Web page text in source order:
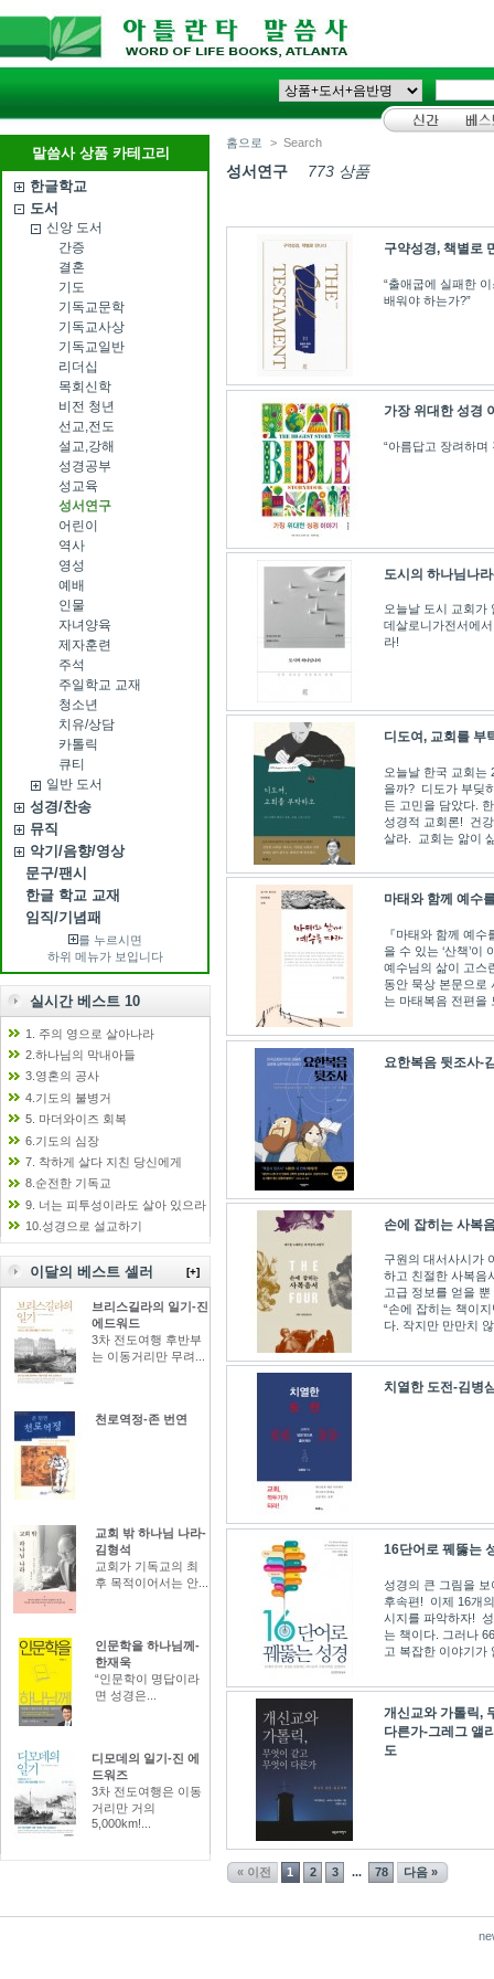
말씀사 상품 카테고리
한글학교
도서
신앙 도서
간증
결혼
기도
기독교문학
기독교사상
기독교일반
리더십
목회신학
비전 청년
선교,전도
설교,강해
성경공부
성교육
성서연구
어린이
역사
영성
예배
인물
자녀양육
제자훈련
주석
주일학교 교재
청소년
치유/상담
카톨릭
큐티
일반 도서
성경/찬송
뮤직
악기/음향/영상
문구/팬시
한글 학교 교재
임직/기념패
를 누르시면
하위 메뉴가 보입니다
실시간 베스트 10
1. 주의 영으로 살아나라
2.하나님의 막내아들
3.영혼의 공사
4.기도의 불병거
5. 마더와이즈 회복
6.기도의 심장
7. 착하게 살다 지친 당신에게
8.순전한 기독교
9. 너는 피투성이라도 살아 있으라
10.성경으로 설교하기
이달의 베스트 셀러 [+]
브리스길라의 일기-진
에드워드
3차 전도여행 후반부
는 이동거리만 무려...
천로역정-존 번연
교회 밖 하나님 나라-
김형석
교회가 기독교의 최
후 목적이어서는 안...
인문학을 하나님께-
한재욱
“인문학이 명답이라
면 성경은...
디모데의 일기-진 에
드워즈
3차 전도여행은 이동
거리만 거의
5,000km!...
홈으로 > Search
성서연구 773 상품
구약성경, 책별로
“출애굽에 실패한
배워야 하는가?”
가장 위대한 성경
“아름답고 장려하며
도시의 하나님나
오늘날 도시 교회가
데살로니가전서에
라!
디도여, 교회를 부
오늘날 한국 교회는
을까? 디도가 부딪
든 고민을 담았다.
성경적 교회론! 건
살라. 교회는 앎이
마태와 함께 예수
『마태와 함께 예수
을 수 있는 ‘산책’이
예수님의 삶이 고스
동안 묵상 본문으로
는 마태복음 전편을
요한복음 뒷조사-
손에 잡히는 사복
구원의 대서사시가
하고 친절한 사복음
고급 정보를 얻을
“손에 잡히는 책이
다. 작지만 만만치
치열한 도전-김병
16단어로 꿰뚫는
성경의 큰 그림을
후속편! 이제 16개
시지를 파악하자!
는 책이다. 그러나
고 복잡한 이야기가
개신교와 가톨릭,
다른가-그레그 앨
도
« 이전 1 2 3 ... 78 다음 »